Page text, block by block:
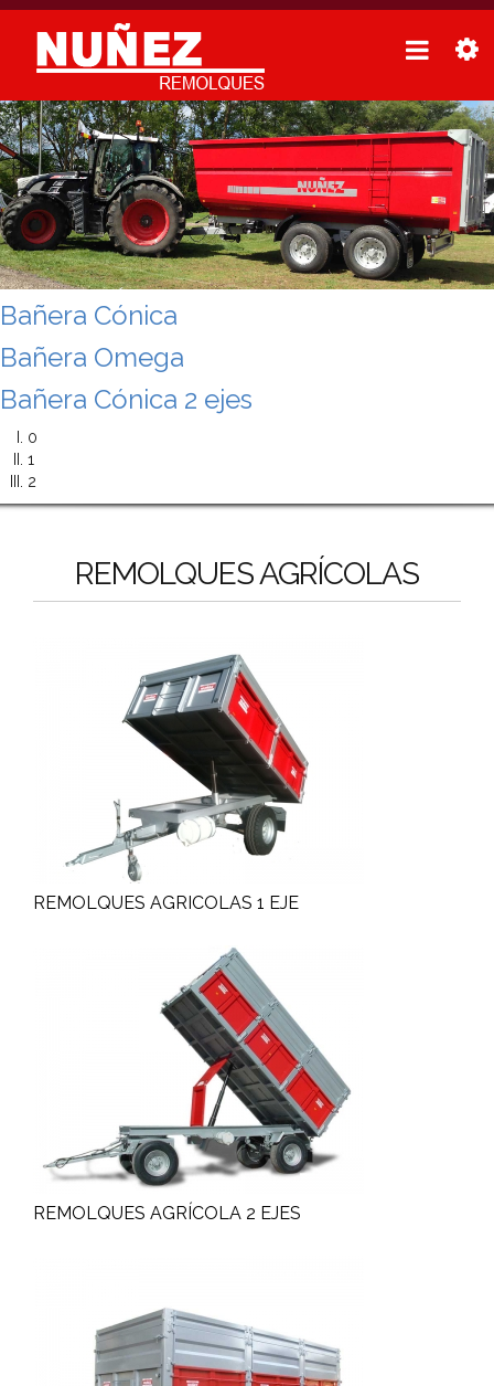
Bañera Cónica
Bañera Omega
Bañera Cónica 2 ejes
0
1
2
REMOLQUES AGRÍCOLAS
REMOLQUES AGRICOLAS 1 EJE
REMOLQUES AGRÍCOLA 2 EJES